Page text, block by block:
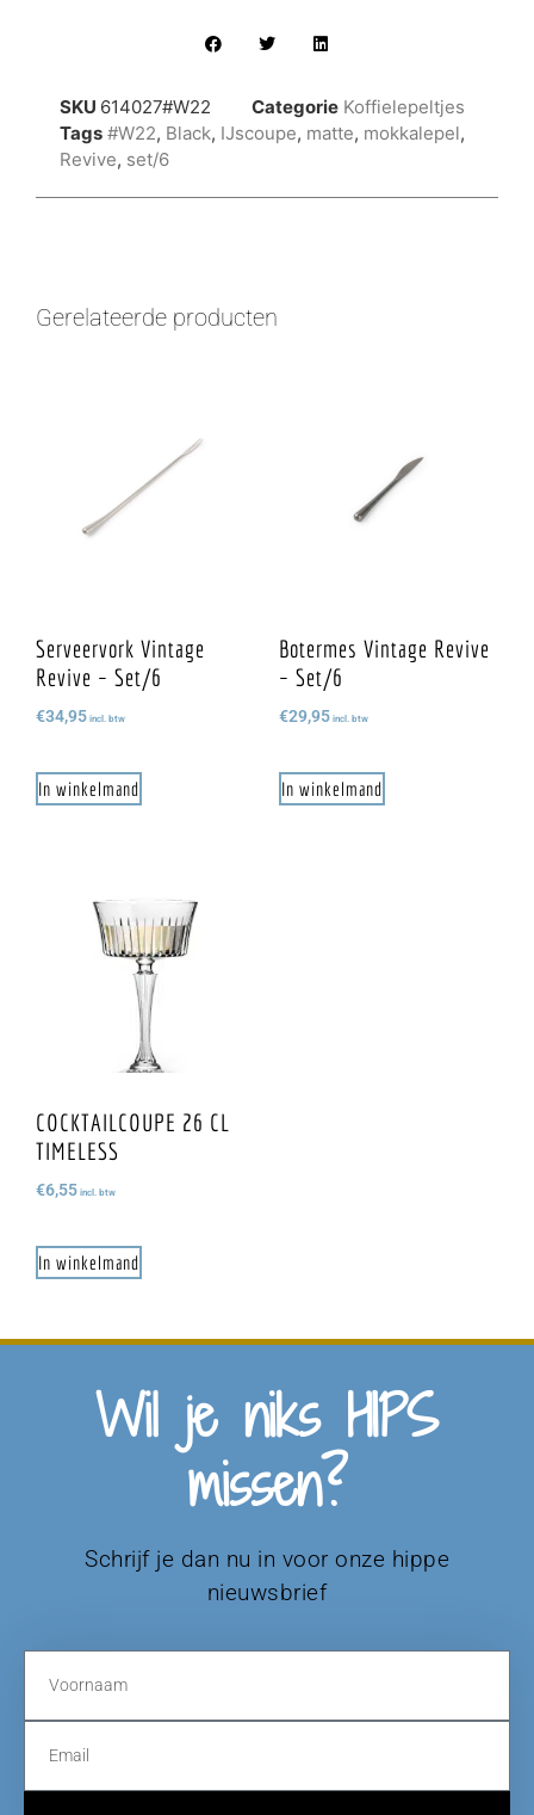
SKU 614027#W22 Categorie Koffielepeltjes
Tags #W22, Black, IJscoupe, matte, mokkalepel,
Revive, set/6
Gerelateerde producten
Serveervork Vintage
Revive – Set/6
€34,95 incl. btw
In winkelmand
Botermes Vintage Revive
– Set/6
€29,95 incl. btw
In winkelmand
COCKTAILCOUPE 26 CL
TIMELESS
€6,55 incl. btw
In winkelmand
Wil je niks HIPS
missen?
Schrijf je dan nu in voor onze hippe
nieuwsbrief